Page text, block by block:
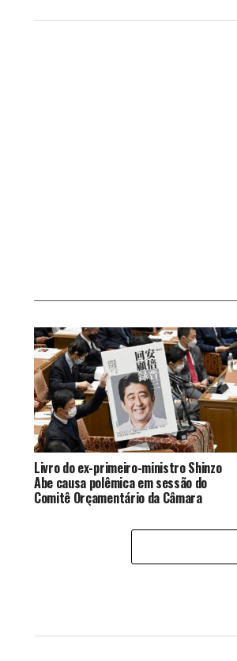
Livro do ex-primeiro-ministro Shinzo
Abe causa polêmica em sessão do
Comitê Orçamentário da Câmara